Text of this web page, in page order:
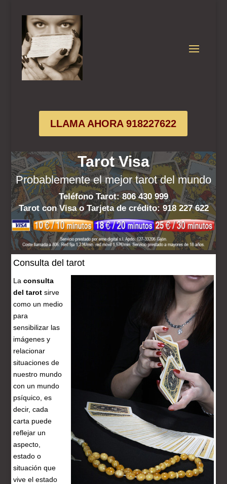
LLAMA AHORA 918227622
Tarot Visa
Probablemente el mejor tarot del mundo
Teléfono Tarot: 806 430 999
Tarot con Visa o Tarjeta de crédito:918 227 622
Consulta del tarot
Laconsulta
del tarotsirve
como un medio
para
sensibilizar las
imágenes y
relacionar
situaciones de
nuestro mundo
con un mundo
psíquico, es
decir, cada
carta puede
reflejar un
aspecto,
estado o
situación que
vive el estado